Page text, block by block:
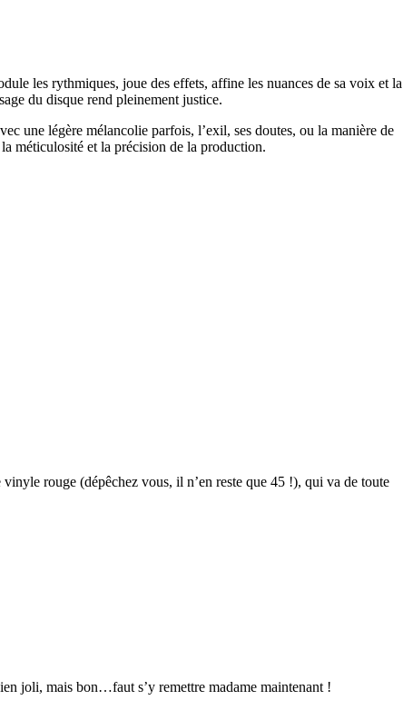
les rythmiques, joue des effets, affine les nuances de sa voix et la
du disque rend pleinement justice.
une légère mélancolie parfois, l’exil, ses doutes, ou la manière de
méticulosité et la précision de la production.
rouge (dépêchez vous, il n’en reste que 45 !), qui va de toute
joli, mais bon…faut s’y remettre madame maintenant !